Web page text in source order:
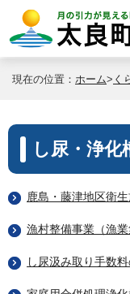
現在の位置： ホーム> く
し尿・浄化
鹿島・藤津地区衛
漁村整備事業（漁
し尿汲み取り手数